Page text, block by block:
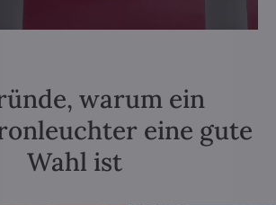
warum ein
eine gute
Wahl ist